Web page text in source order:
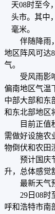
天08时至今
头市。其中
毫米。
伴随降雨
地区阵风可达
气。
受风雨影
偏南地区气温
中部大部和东
和东北部地区
目前正值
需做好设施农
物倒伏和农田
预计国庆
升，总体感觉
最新天气
29日08时
呼和浩特市南